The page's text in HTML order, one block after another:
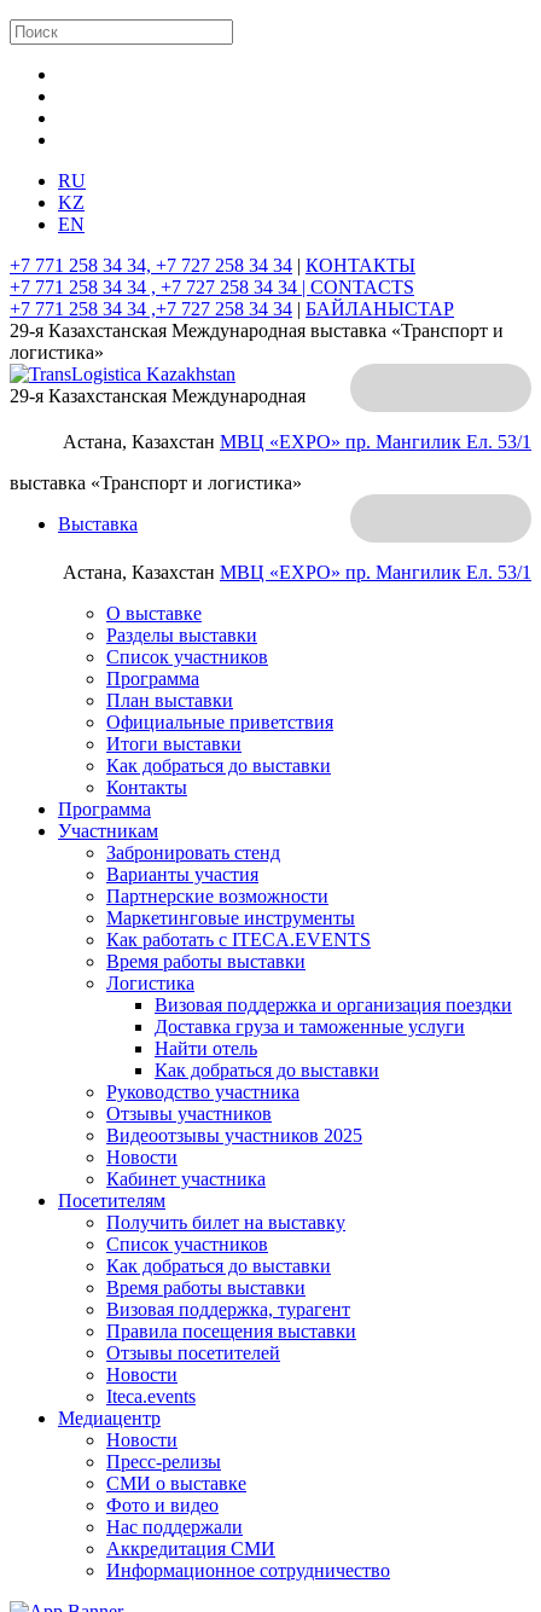
RU
KZ
EN
+7 771 258 34 34, +7 727 258 34 34 | КОНТАКТЫ
+7 771 258 34 34 , +7 727 258 34 34 | CONTACTS
+7 771 258 34 34 ,+7 727 258 34 34 | БАЙЛАНЫСТАР
29-я Казахстанская Международная выставка «Транспорт и
логистика»
Астана, Казахстан МВЦ «EXPO» пр. Мангилик Ел. 53/1
29-я Казахстанская Международная
выставка «Транспорт и логистика»
Астана, Казахстан МВЦ «EXPO» пр. Мангилик Ел. 53/1
Выставка
О выставке
Разделы выставки
Список участников
Программа
План выставки
Официальные приветствия
Итоги выставки
Как добраться до выставки
Контакты
Программа
Участникам
Забронировать стенд
Варианты участия
Партнерские возможности
Маркетинговые инструменты
Как работать с ITECA.EVENTS
Время работы выставки
Логистика
Визовая поддержка и организация поездки
Доставка груза и таможенные услуги
Найти отель
Как добраться до выставки
Руководство участника
Отзывы участников
Видеоотзывы участников 2025
Новости
Кабинет участника
Посетителям
Получить билет на выставку
Список участников
Как добраться до выставки
Время работы выставки
Визовая поддержка, турагент
Правила посещения выставки
Отзывы посетителей
Новости
Iteca.events
Медиацентр
Новости
Пресс-релизы
СМИ о выставке
Фото и видео
Нас поддержали
Аккредитация СМИ
Информационное сотрудничество